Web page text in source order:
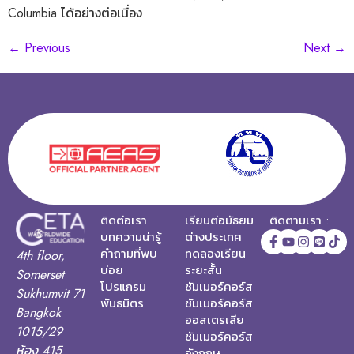
Columbia ได้อย่างต่อเนื่อง
← Previous Next →
4th floor,
Somerset
Sukhumvit 71
Bangkok
1015/29
ติดต่อเรา
บทความน่ารู้
คำถามที่พบ
บ่อย
โปรแกรม
พันธมิตร
เรียนต่อมัธยม
ต่างประเทศ
ทดลองเรียน
ระยะสั้น
ซัมเมอร์คอร์ส
ซัมเมอร์คอร์ส
ออสเตรเลีย
ซัมเมอร์คอร์ส
ติดตามเรา :